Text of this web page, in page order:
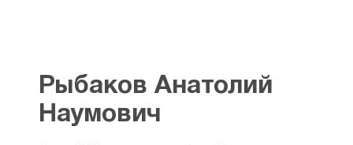
Рыбаков Анатолий
Наумович